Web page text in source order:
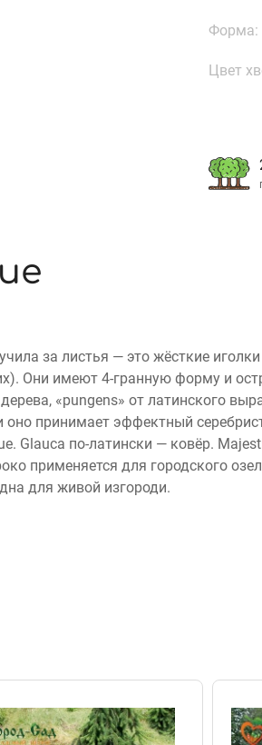
Форма:
Цвет
за листья — это жёсткие
Они имеют 4-гранную форму и
«pungens» от латинского
принимает эффектный
Glauca по-латински — ковёр.
применяется для городского
для живой изгороди.